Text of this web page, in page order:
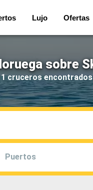
Lujo Ofertas
sobre
1 cruceros encontrados
Puertos